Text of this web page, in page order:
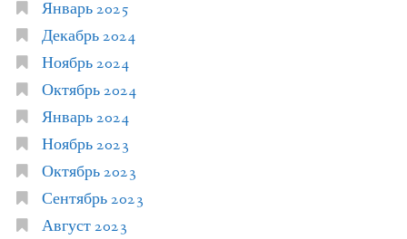
Январь 2025
Декабрь 2024
Ноябрь 2024
Октябрь 2024
Январь 2024
Ноябрь 2023
Октябрь 2023
Сентябрь 2023
Август 2023